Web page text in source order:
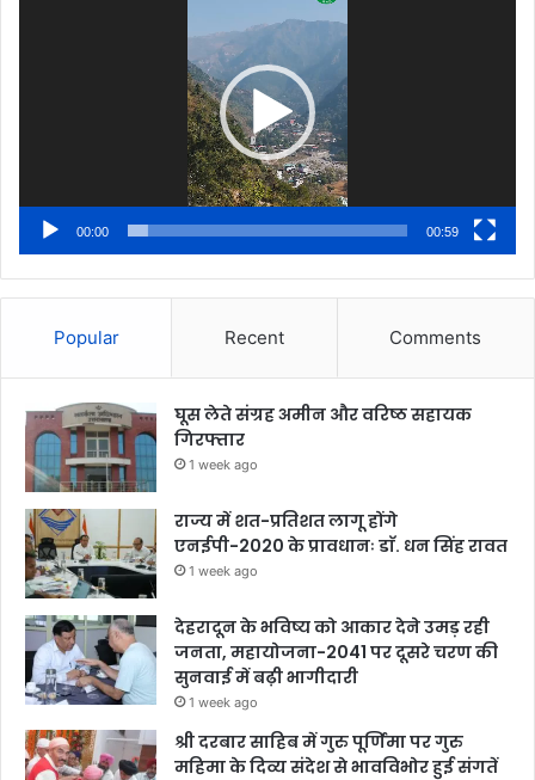
00:00 00:59
Popular Recent Comments
घूस लेते संग्रह अमीन और वरिष्ठ सहायक
गिरफ्तार
1 week ago
राज्य में शत-प्रतिशत लागू होंगे
एनईपी-2020 के प्रावधानः डाॅ. धन सिंह रावत
1 week ago
देहरादून के भविष्य को आकार देने उमड़ रही
जनता, महायोजना-2041 पर दूसरे चरण की
सुनवाई में बढ़ी भागीदारी
1 week ago
श्री दरबार साहिब में गुरु पूर्णिमा पर गुरु
महिमा के दिव्य संदेश से भावविभोर हुई संगतें